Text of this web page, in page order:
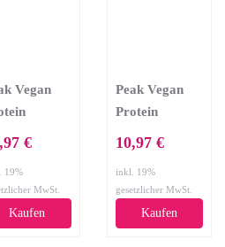
Vegan
€
19%
MwSt.
Kaufen
Peak Vegan
Protein
Strawberry
10,97 €
inkl. 19%
gesetzlicher MwSt.
Kaufen